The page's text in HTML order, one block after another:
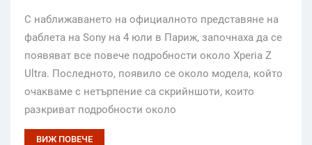
С наближаването на официалното представяне на
фаблета на Sony на 4 юли в Париж, започнаха да се
появяват все повече подробности около Xperia Z
Ultra. Последното, появило се около модела, който
очакваме с нетърпение са скрийншоти, които
разкриват подробности около
ВИЖ ПОВЕЧЕ